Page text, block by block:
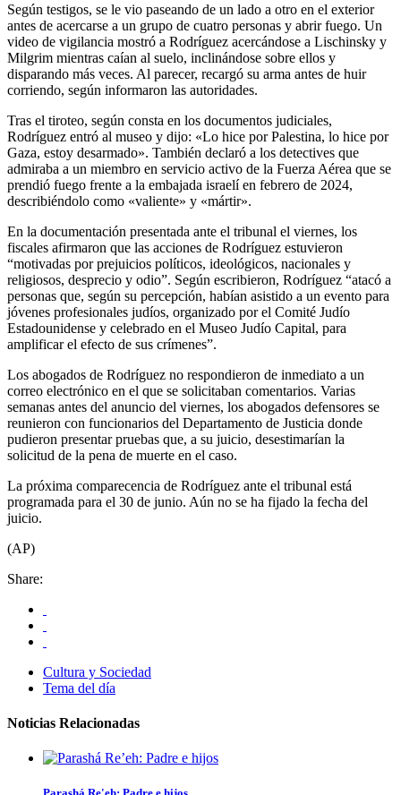
Según testigos, se le vio paseando de un lado a otro en el exterior
antes de acercarse a un grupo de cuatro personas y abrir fuego. Un
video de vigilancia mostró a Rodríguez acercándose a Lischinsky y
Milgrim mientras caían al suelo, inclinándose sobre ellos y
disparando más veces. Al parecer, recargó su arma antes de huir
corriendo, según informaron las autoridades.
Tras el tiroteo, según consta en los documentos judiciales,
Rodríguez entró al museo y dijo: «Lo hice por Palestina, lo hice por
Gaza, estoy desarmado». También declaró a los detectives que
admiraba a un miembro en servicio activo de la Fuerza Aérea que se
prendió fuego frente a la embajada israelí en febrero de 2024,
describiéndolo como «valiente» y «mártir».
En la documentación presentada ante el tribunal el viernes, los
fiscales afirmaron que las acciones de Rodríguez estuvieron
“motivadas por prejuicios políticos, ideológicos, nacionales y
religiosos, desprecio y odio”. Según escribieron, Rodríguez “atacó a
personas que, según su percepción, habían asistido a un evento para
jóvenes profesionales judíos, organizado por el Comité Judío
Estadounidense y celebrado en el Museo Judío Capital, para
amplificar el efecto de sus crímenes”.
Los abogados de Rodríguez no respondieron de inmediato a un
correo electrónico en el que se solicitaban comentarios. Varias
semanas antes del anuncio del viernes, los abogados defensores se
reunieron con funcionarios del Departamento de Justicia donde
pudieron presentar pruebas que, a su juicio, desestimarían la
solicitud de la pena de muerte en el caso.
La próxima comparecencia de Rodríguez ante el tribunal está
programada para el 30 de junio. Aún no se ha fijado la fecha del
juicio.
(AP)
Share:
Cultura y Sociedad
Tema del día
Noticias Relacionadas